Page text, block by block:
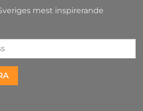
mest inspirerande